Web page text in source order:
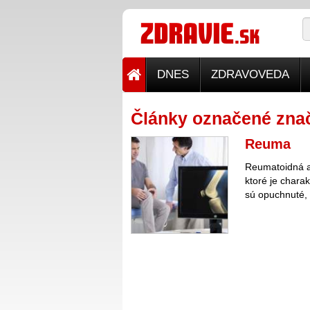
DNES ZDRAVOVEDA
Články označené
Reuma
Reumatoidná
ktoré je
sú opuchnuté,